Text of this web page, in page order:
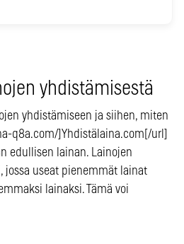
yhdistämisestä
yhdistämiseen ja siihen, miten
q8a.com/]Yhdistälaina.com[/url]
edullisen lainan. Lainojen
jossa useat pienemmät lainat
lainaksi. Tämä voi